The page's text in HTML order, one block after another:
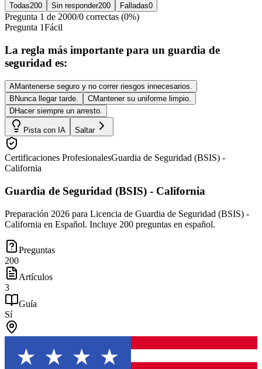
Todas200 Sin responder200 Falladas0
Pregunta 1 de 2000/0 correctas (0%)
Pregunta 1Fácil
La regla más importante para un guardia de
seguridad es:
AMantenerse seguro y no correr riesgos innecesarios.
B Nunca llegar tarde. CMantener su uniforme limpio.
DHacer siempre un arresto.
Pista con IA Saltar
Certificaciones ProfesionalesGuardia de Seguridad (BSIS) -
California
Guardia de Seguridad (BSIS) - California
Preparación 2026 para Licencia de Guardia de Seguridad (BSIS) -
California en Español. Incluye 200 preguntas en español.
Preguntas
200
Artículos
3
Guía
Sí